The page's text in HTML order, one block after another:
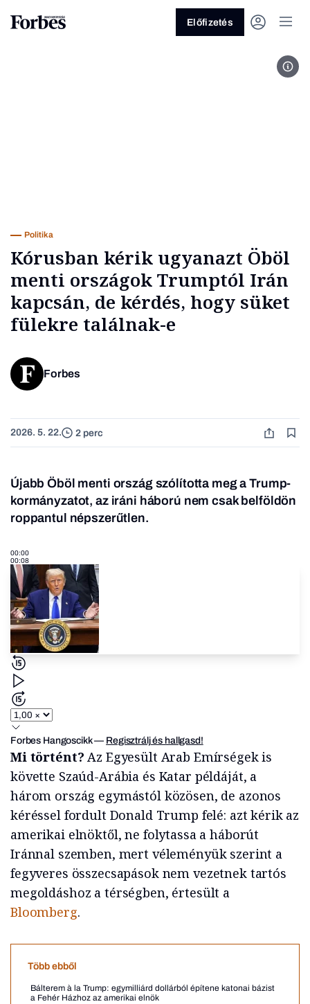
Előfizetés
Politika
Kórusban kérik ugyanazt Öböl
menti országok Trumptól Irán
kapcsán, de kérdés, hogy süket
fülekre találnak-e
Forbes
2026. 5. 22. 2 perc
Újabb Öböl menti ország szólította meg a Trump-
kormányzatot, az iráni háború nem csak belföldön
roppantul népszerűtlen.
00:00
00:08
Forbes Hangoscikk— Regisztrálj és hallgasd!
Mi történt?Az Egyesült Arab Emírségek is
követte Szaúd-Arábia és Katar példáját, a
három ország egymástól közösen, de azonos
kéréssel fordult Donald Trump felé: azt kérik az
amerikai elnöktől, ne folytassa a háborút
Iránnal szemben, mert véleményük szerint a
fegyveres összecsapások nem vezetnek tartós
megoldáshoz a térségben, értesült a
Bloomberg.
Több ebből
Bálterem à la Trump: egymilliárd dollárból építene katonai bázist
a Fehér Házhoz az amerikai elnök